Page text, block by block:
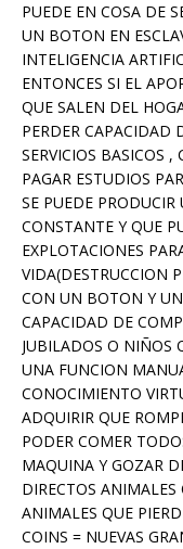
PUEDE EN COSA DE
UN BOTON EN
INTELIGENCIA
ENTONCES SI EL
QUE SALEN DEL
PERDER CAPACIDAD
SERVICIOS BASICOS
PAGAR ESTUDIOS
SE PUEDE
CONSTANTE Y QUE
EXPLOTACIONES
VIDA(DESTRUCCION
CON UN BOTON Y
CAPACIDAD DE
JUBILADOS O NIÑOS
UNA FUNCION
CONOCIMIENTO
ADQUIRIR QUE
PODER COMER
MAQUINA Y GOZAR
DIRECTOS
ANIMALES QUE
COINS = NUEVAS